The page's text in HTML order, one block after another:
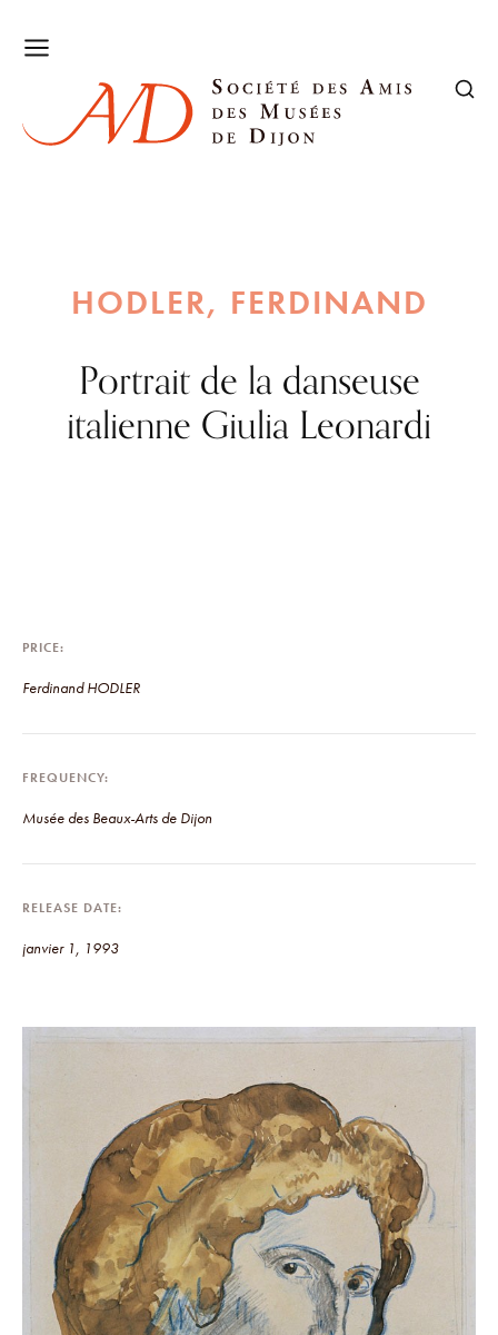
HODLER, FERDINAND
Portrait de la danseuse
italienne Giulia Leonardi
PRICE
Ferdinand HODLER
FREQUENCY
Musée des Beaux-Arts de Dijon
RELEASE DATE
janvier 1, 1993